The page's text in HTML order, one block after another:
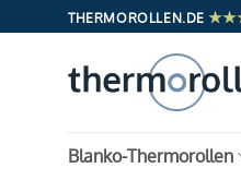
Inhalt
THERMOROLLEN.DE
Blanko-Thermorollen